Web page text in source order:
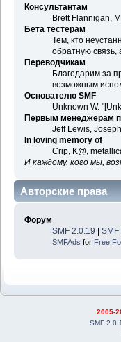
Консультантам
Brett Flannigan,
Бета тестерам
Тем, кто
обратную связь,
Переводчикам
Благодарим за
возможным
Основателю SMF
Unknown W.
Первым менеджерам
Jeff Lewis,
In loving memory of
Crip, K@,
И каждому, кого мы,
Авторские права
Форум
SMF 2.0.19
SMFAds for Free
2005-
SMF